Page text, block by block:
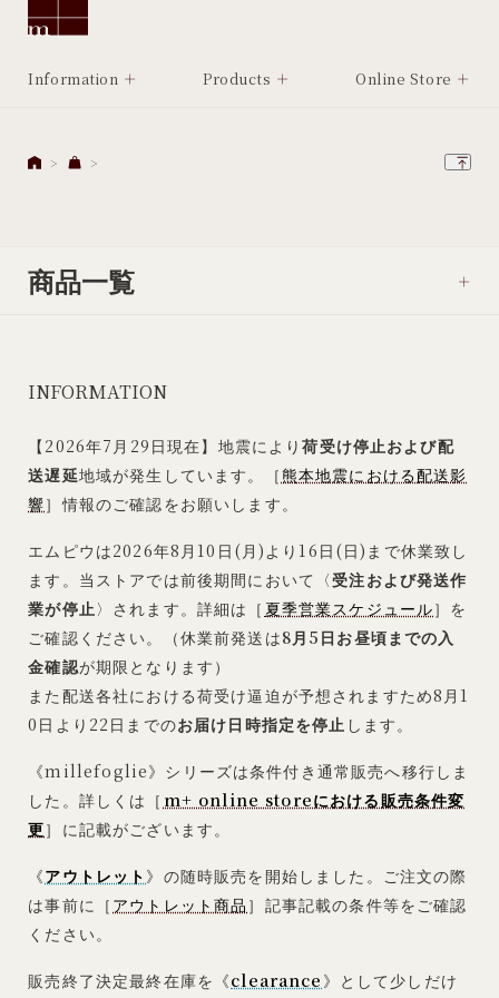
Information Products Online Store
商品一覧
INFORMATION
【2026年7月29日現在】地震により荷受け停止および配
送遅延地域が発生しています。［熊本地震における配送影
響］情報のご確認をお願いします。
エムピウは2026年8月10日(月)より16日(日)まで休業致し
ます。当ストアでは前後期間において〈受注および発送作
業が停止 〉されます。詳細は［ 夏季営業スケジュール］を
ご確認ください。（休業前発送は8月5日お昼頃までの入
金確認が期限となります）
また配送各社における荷受け逼迫が予想されますため8月1
0日より22日までのお届け日時指定を停止 します。
《millefoglie》シリーズは条件付き通常販売へ移行しま
した。詳しくは［ m+ online storeにおける販売条件変
更］に記載がございます。
《アウトレット 》の随時販売を開始しました。ご注文の際
は事前に［ アウトレット商品 ］記事記載の条件等をご確認
ください。
販売終了決定最終在庫を《clearance 》として少しだけ